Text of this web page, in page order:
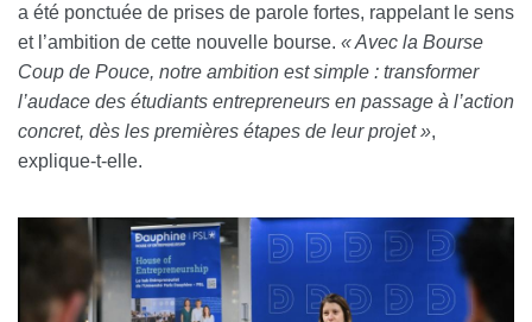
a été ponctuée de prises de parole fortes, rappelant le sens
et l’ambition de cette nouvelle bourse. « Avec la Bourse
Coup de Pouce, notre ambition est simple : transformer
l’audace des étudiants entrepreneurs en passage à l’action
concret, dès les premières étapes de leur projet »,
explique-t-elle.